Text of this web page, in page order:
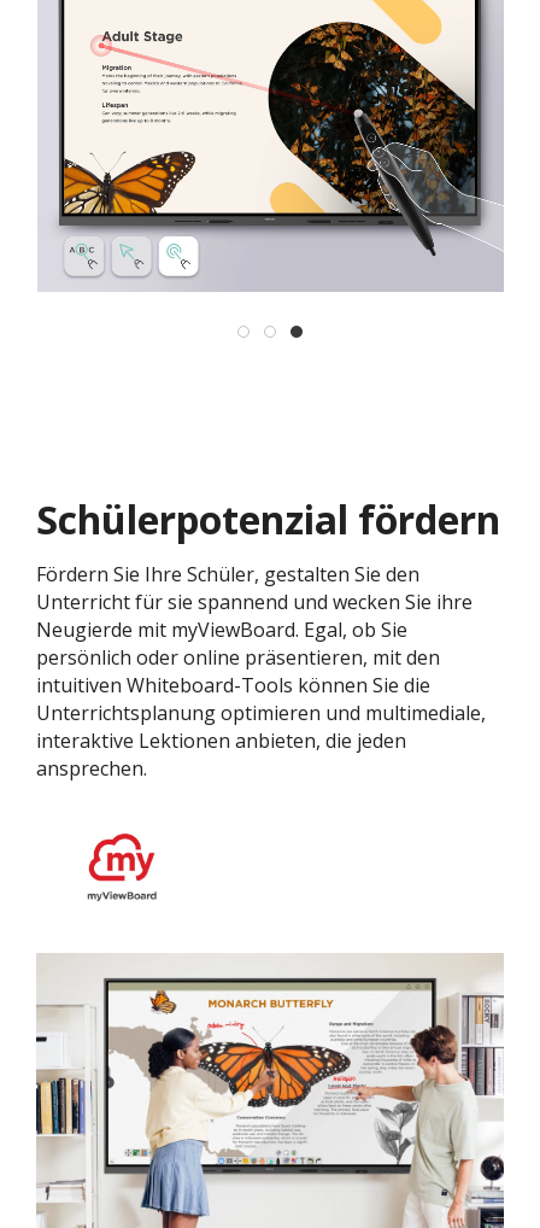
Schülerpotenzial fördern
Fördern Sie Ihre Schüler, gestalten Sie den
Unterricht für sie spannend und wecken Sie ihre
Neugierde mit myViewBoard. Egal, ob Sie
persönlich oder online präsentieren, mit den
intuitiven Whiteboard-Tools können Sie die
Unterrichtsplanung optimieren und multimediale,
interaktive Lektionen anbieten, die jeden
ansprechen.